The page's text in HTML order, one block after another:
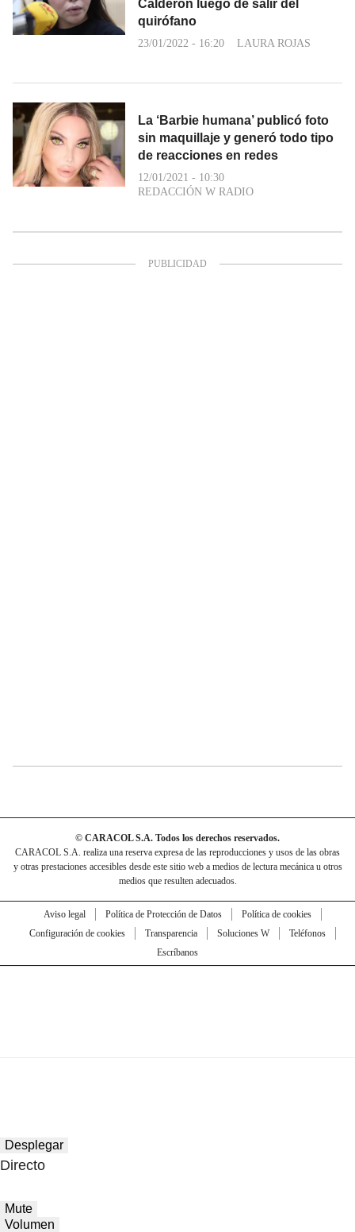
Calderón luego de salir del
quirófano
23/01/2022 - 16:20 LAURA ROJAS
La ‘Barbie humana’ publicó foto
sin maquillaje y generó todo tipo
de reacciones en redes
12/01/2021 - 10:30
REDACCIÓN W RADIO
© CARACOL S.A. Todos los derechos reservados.
CARACOL S.A. realiza una reserva expresa de las reproducciones y usos de las obras
y otras prestaciones accesibles desde este sitio web a medios de lectura mecánica u otros
medios que resulten adecuados.
Aviso legal Política de Protección de Datos
Política de cookies
Configuración de cookies
Transparencia Soluciones W
Teléfonos
Escríbanos
Desplegar
Directo
Mute
Volumen